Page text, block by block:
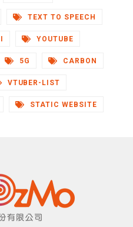
TEXT TO SPEECH
YOUTUBE
5G CARBON
VTUBER-LIST
STATIC WEBSITE